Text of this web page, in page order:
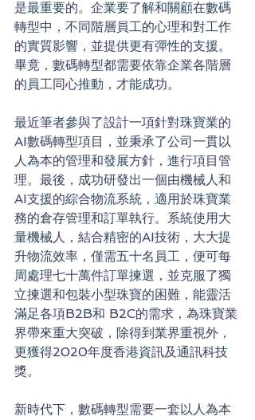
是最重要的。企業要了解和關顧在數碼
轉型中，不同階層員工的心理和對工作
的實質影響，並提供更有彈性的支援。
畢竟，數碼轉型都需要依靠企業各階層
的員工同心推動，才能成功。
最近筆者參與了設計一項針對珠寶業的
AI數碼轉型項目，並秉承了公司一貫以
人為本的管理和發展方針，進行項目管
理。最後，成功研發出一個由機械人和
AI支援的綜合物流系統，適用於珠寶業
務的倉存管理和訂單執行。系統使用大
量機械人，結合精密的AI技術，大大提
升物流效率，僅需五十名員工，便可每
周處理七十萬件訂單揀選，並克服了獨
立揀選和包裝小型珠寶的困難，能靈活
滿足各項B2B和 B2C的需求，為珠寶業
界帶來重大突破，除得到業界重視外，
更獲得2020年度香港資訊及通訊科技
獎。
新時代下，數碼轉型需要一套以人為本